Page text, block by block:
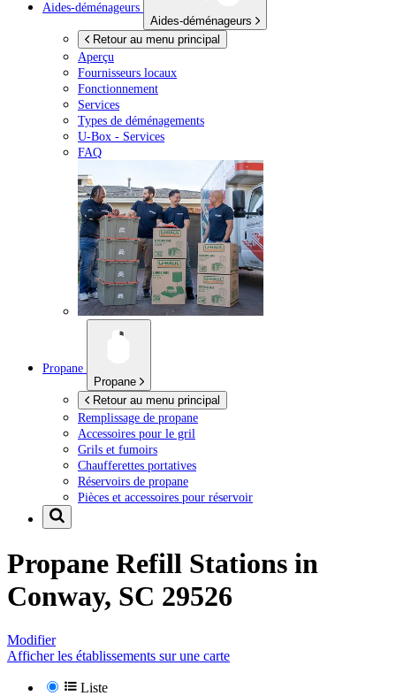
Aides-déménageurs
Aides-déménageurs
Retour au menu principal
Aperçu
Fournisseurs locaux
Fonctionnement
Services
Types de déménagements
U-Box - Services
FAQ
Propane
Propane
Retour au menu principal
Remplissage de propane
Accessoires pour le gril
Grils et fumoirs
Chaufferettes portatives
Réservoirs de propane
Pièces et accessoires pour réservoir
Propane Refill Stations in
Conway, SC 29526
Modifier
Afficher les établissements sur une carte
Liste